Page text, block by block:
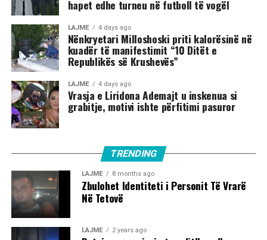
hapet edhe turneu në futboll të vogël
LAJME 4 days ago
Nënkryetari Milloshoski priti kalorësinë në
kuadër të manifestimit “10 Ditët e
Republikës së Krushevës”
LAJME 4 days ago
Vrasja e Liridona Ademajt u inskenua si
grabitje, motivi ishte përfitimi pasuror
TRENDING
LAJME 8 months ago
Zbulohet Identiteti i Personit Të Vrarë
Në Tetovë
LAJME 2 years ago